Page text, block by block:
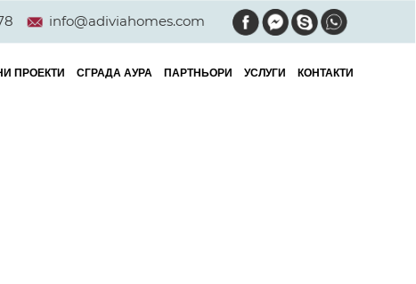
info@adiviahomes.com
ПРОЕКТИ СГРАДА АУРА ПАРТНЬОРИ УСЛУГИ КОНТАКТИ